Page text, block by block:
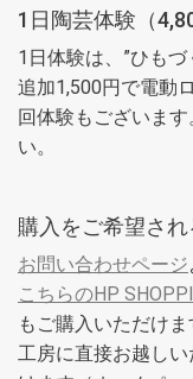
1日陶芸体験（
1日体験は、”ひもづ
追加1,500円で電動
回体験もございます
い。
購入をご希望され
お問い合わせページ
こちらのHP
もご購入いただけま
工房に直接お越し